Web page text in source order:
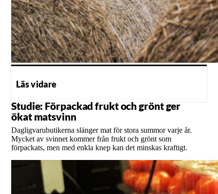
Läs vidare
Studie: Förpackad frukt och grönt ger
ökat matsvinn
Dagligvarubutikerna slänger mat för stora summor varje år.
Mycket av svinnet kommer från frukt och grönt som
förpackats, men med enkla knep kan det minskas kraftigt.